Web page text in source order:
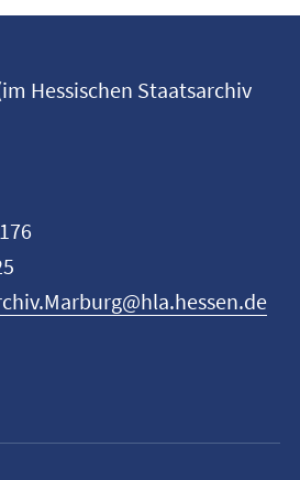
Hessischen Staatsarchiv